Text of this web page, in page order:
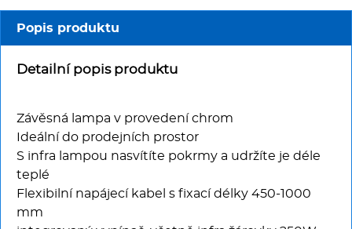
Nerez
BAZAR
Popis produktu
Detailní popis produktu
Závěsná lampa v provedení chrom
Ideální do prodejních prostor
S infra lampou nasvítíte pokrmy a udržíte je déle
teplé
Flexibilní napájecí kabel s fixací délky 450-1000
mm